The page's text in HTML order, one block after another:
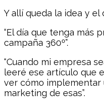
Y allí queda la idea y el
“El día que tenga más
campaña 360º”.
“Cuando mi empresa
leeré ese artículo que
ver cómo implementar
marketing de esas”.